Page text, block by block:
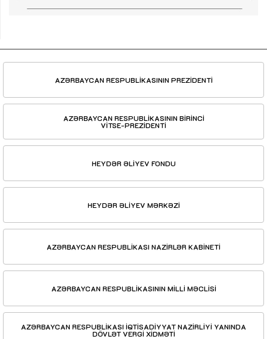
AZƏRBAYCAN RESPUBLİKASININ PREZİDENTİ
AZƏRBAYCAN RESPUBLİKASININ BİRİNCİ
VİTSE-PREZİDENTİ
HEYDƏR ƏLİYEV FONDU
HEYDƏR ƏLİYEV MƏRKƏZİ
AZƏRBAYCAN RESPUBLİKASI NAZİRLƏR KABİNETİ
AZƏRBAYCAN RESPUBLİKASININ MİLLİ MƏCLİSİ
AZƏRBAYCAN RESPUBLİKASI İQTİSADİYYAT NAZİRLİYİ YANINDA
DÖVLƏT VERGİ XİDMƏTİ